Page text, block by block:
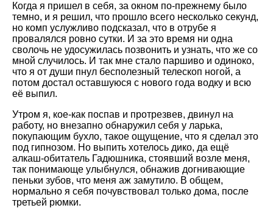
Когда я пришел в себя, за окном по-прежнему было
темно, и я решил, что прошло всего несколько секунд,
но комп услужливо подсказал, что в отрубе я
провалялся ровно сутки. И за это время ни одна
сволочь не удосужилась позвонить и узнать, что же со
мной случилось. И так мне стало паршиво и одиноко,
что я от души пнул бесполезный телескоп ногой, а
потом достал оставшуюся с нового года водку и всю
её выпил.
Утром я, кое-как поспав и протрезвев, двинул на
работу, но внезапно обнаружил себя у ларька,
покупающим бухло, такое ощущение, что я сделал это
под гипнозом. Но выпить хотелось дико, да ещё
алкаш-обитатель Гадюшника, стоявший возле меня,
так понимающе улыбнулся, обнажив догнивающие
пеньки зубов, что меня аж замутило. В общем,
нормально я себя почувствовал только дома, после
третьей рюмки.